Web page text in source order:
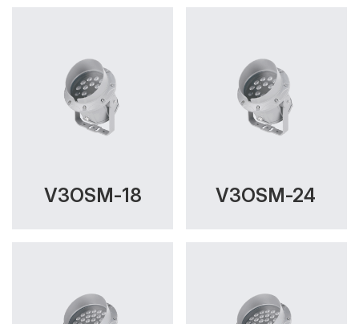
V3OSM-18 V3OSM-24